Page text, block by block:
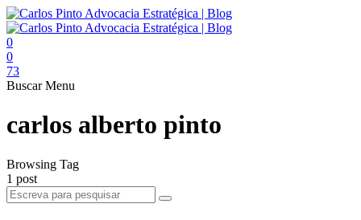
0
0
73
Buscar Menu
carlos alberto pinto
Browsing Tag
1 post